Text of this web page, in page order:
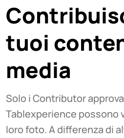
tuoi
media
Solo i Contributor
Tablexperience possono
loro foto. A differenza di